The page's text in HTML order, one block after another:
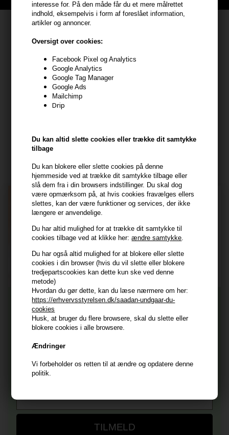
interesse for. På den måde får du et mere målrettet
indhold, eksempelvis i form af foreslået information,
artikler og annoncer.
Oversigt over cookies:
Facebook Pixel og Analytics
Google Analytics
Google Tag Manager
Google Ads
Mailchimp
Drip
Du kan altid slette cookies eller trække dit samtykke
tilbage
Du kan blokere eller slette cookies på denne
hjemmeside ved at trække dit samtykke tilbage eller
slå dem fra i din browsers indstillinger. Du skal dog
være opmærksom på, at hvis cookies fravælges ellers
slettes, kan der være funktioner og services, der ikke
længere er anvendelige.
Du har altid mulighed for at trække dit samtykke til
cookies tilbage ved at klikke her:ændre samtykke.
Du har også altid mulighed for at blokere eller slette
cookies i din browser (hvis du vil slette eller blokere
tredjepartscookies kan dette kun ske ved denne
metode)
Hvordan du gør dette, kan du læse nærmere om her:
https://erhvervsstyrelsen.dk/saadan-undgaar-du-
cookies
Husk, at bruger du flere browsere, skal du slette eller
blokere cookies i alle browsere.
Ændringer
Vi forbeholder os retten til at ændre og opdatere denne
politik.
Kundeservice
HAIR247
Frisenborgvej 6A
7800 Skive
CVR: 44874253
kundeservice@hair247.dk
Tlf. 23839799 (hverdage 9-14)
Modtag tilbud mm
TILMELD
ConsentJeg accepterer vilkår og betingelser.
Læs mere her
Husk at vi har
Gratis fragt til ved køb over 399 kr på udvalgte fragtformer
Vi sender samme hverdag ved bestilling inden kl 14:45
356 dages returret
Tilmeld dig nyhedsbrevet
Og modtag nyheder, eksklusive tilbud og rabatter
TILMELD